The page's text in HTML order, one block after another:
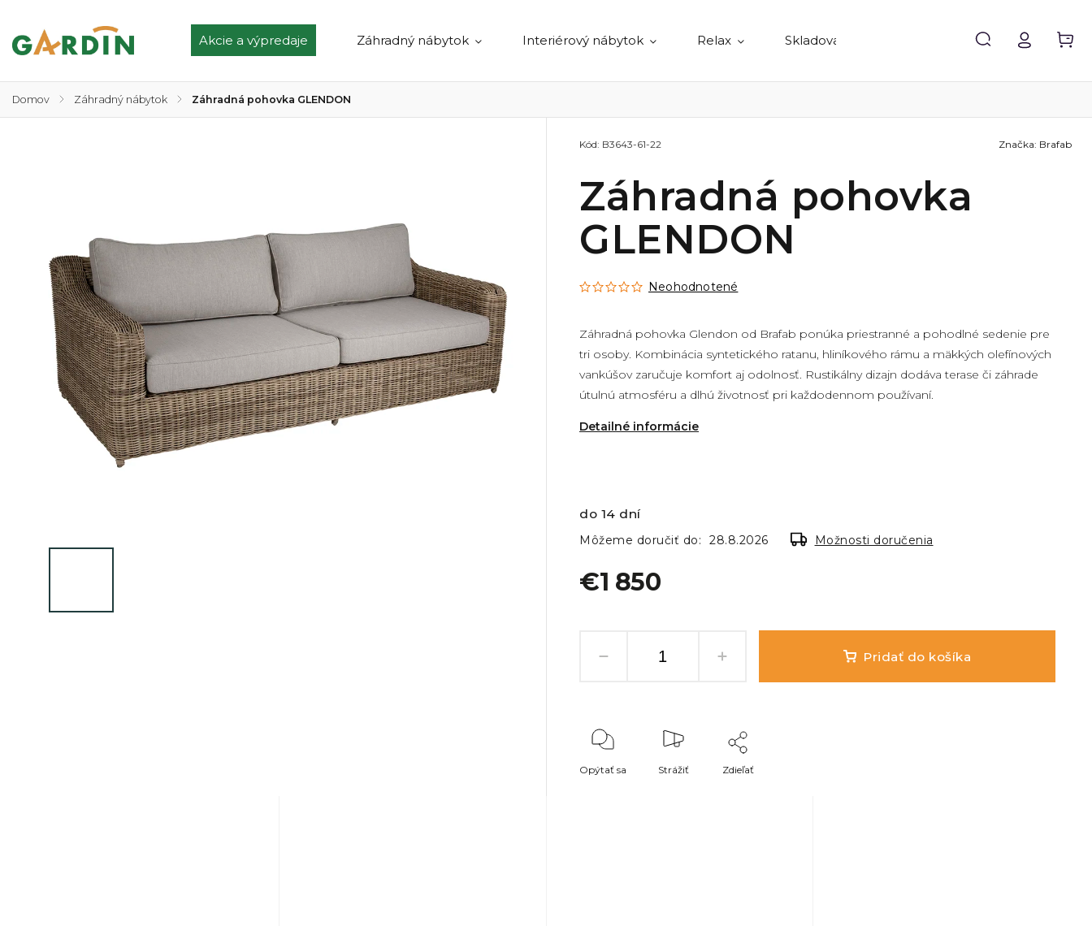
Akcie a výpredaje Záhradný nábytok Interiérový nábytok Relax Skladovanie Predávané
Domov / Záhradný nábytok / Záhradná pohovka GLENDON
Záhradná pohovka
GLENDON
Kód: B3643-61-22
Neohodnotené
Záhradná pohovka Glendon od Brafab ponúka priestranné a pohodlné sedenie pre
tri osoby. Kombinácia syntetického ratanu, hliníkového rámu a mäkkých olefínových
vankúšov zaručuje komfort aj odolnosť. Rustikálny dizajn dodáva terase či záhrade
útulnú atmosféru a dlhú životnosť pri každodennom používaní.
Detailné informácie
Značka: Brafab
€1 850
do 14 dní
Môžeme doručiť do: 28.8.2026 Možnosti doručenia
Pridať do košíka
Opýtať sa Strážiť Zdieľať